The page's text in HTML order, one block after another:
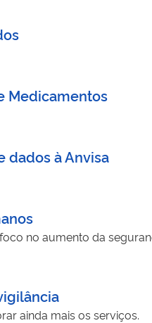
Medicamentos
dados à Anvisa
no aumento da
ainda mais os serviços.